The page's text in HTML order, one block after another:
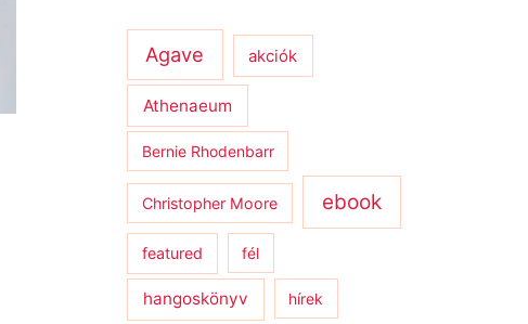
Agave akciók
Athenaeum
Bernie Rhodenbarr
Christopher Moore ebook
featured fél
hangoskönyv hírek